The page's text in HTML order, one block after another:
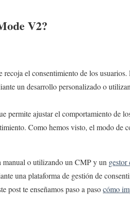
V2?
recoja el consentimiento de los
un desarrollo personalizado o
permite ajustar el comportamiento de
Como hemos visto, el modo de
manual o utilizando un CMP y un gestor
una plataforma de gestión de
post te enseñamos paso a pasocómo